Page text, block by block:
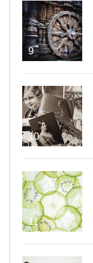
9
10
11